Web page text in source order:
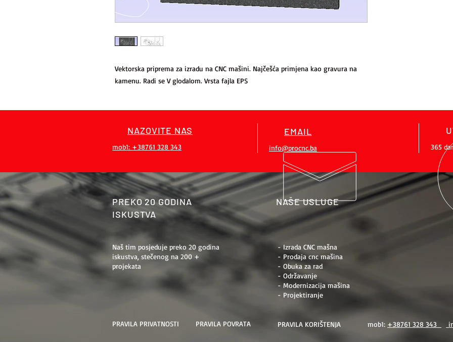
Vektorska priprema za izradu na CNC mašini. Najčešća primjena kao gravura na
kamenu. Radi se V glodalom. Vrsta fajla EPS
NAZOVITE NAS
mob1: +38761 328 343
EMAIL
info@procnc.ba 365
PREKO 20 GODINA
ISKUSTVA
NAŠE USLUGE
Naš tim posjeduje preko 20 godina
iskustva, stečenog na 200 +
projekata
- Izrada CNC mašna
- Prodaja cnc mašina
- Obuka za rad
- Održavanje
- Modernizacija mašina
- Projektiranje
PRAVILA PRIVATNOSTI PRAVILA POVRATA PRAVILA KORIŠTENJA mob1: +38761 328 343